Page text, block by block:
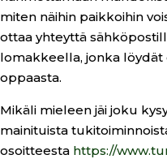
miten näihin paikkoihin
ottaa yhteyttä
lomakkeella, jonka
oppaasta.
Mikäli mieleen jäi joku
mainituista
osoitteesta https://